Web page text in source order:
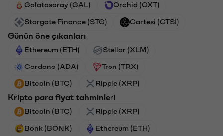
Galatasaray (GAL) Orchid (OXT)
Stargate Finance (STG) Cartesi (CTSI)
Günün öne çıkanları
Ethereum (ETH) Stellar (XLM)
Cardano (ADA) Tron (TRX)
Bitcoin (BTC) Ripple (XRP)
Kripto para fiyat tahminleri
Bitcoin (BTC) Ripple (XRP)
Bonk (BONK) Ethereum (ETH)